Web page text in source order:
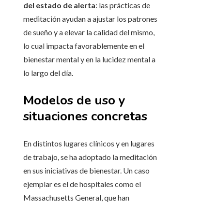
del estado de alerta: las prácticas de
meditación ayudan a ajustar los patrones
de sueño y a elevar la calidad del mismo,
lo cual impacta favorablemente en el
bienestar mental y en la lucidez mental a
lo largo del día.
Modelos de uso y
situaciones concretas
En distintos lugares clínicos y en lugares
de trabajo, se ha adoptado la meditación
en sus iniciativas de bienestar. Un caso
ejemplar es el de hospitales como el
Massachusetts General, que han